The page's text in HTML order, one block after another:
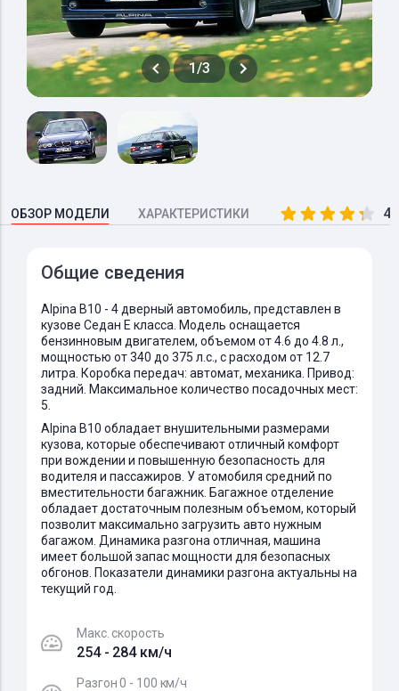
1/3
ОБЗОР МОДЕЛИ ХАРАКТЕРИСТИКИ
Общие сведения
Alpina B10 - 4 дверный автомобиль, представлен в
кузове Седан E класса. Модель оснащается
бензинновым двигателем, объемом от 4.6 до 4.8 л.,
мощностью от 340 до 375 л.с., с расходом от 12.7
литра. Коробка передач: автомат, механика. Привод:
задний. Максимальное количество посадочных мест:
5.
Alpina B10 обладает внушительными размерами
кузова, которые обеспечивают отличный комфорт
при вождении и повышенную безопасность для
водителя и пассажиров. У атомобиля средний по
вместительности багажник. Багажное отделение
обладает достаточным полезным объемом, который
позволит максимально загрузить авто нужным
багажом. Динамика разгона отличная, машина
имеет большой запас мощности для безопасных
обгонов. Показатели динамики разгона актуальны на
текущий год.
Макс. скорость
254 - 284 км/ч
Разгон 0 - 100 км/ч